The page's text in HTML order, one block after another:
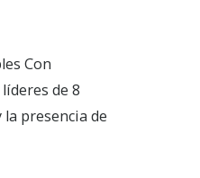
Con
de 8
presencia de